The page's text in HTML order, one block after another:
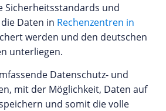
Sicherheitsstandards und
Daten in Rechenzentren in
werden und den deutschen
unterliegen.
Datenschutz- und
mit der Möglichkeit, Daten auf
und somit die volle